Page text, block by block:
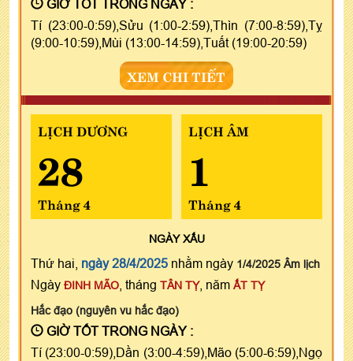
GIỜ TỐT TRONG NGÀY :
Tí (23:00-0:59),Sửu (1:00-2:59),Thìn (7:00-8:59),Tỵ
(9:00-10:59),Mùi (13:00-14:59),Tuất (19:00-20:59)
XEM CHI TIẾT
LỊCH DƯƠNG
28
Tháng 4
LỊCH ÂM
1
Tháng 4
NGÀYXẤU
Thứ hai, ngày 28/4/2025 nhằm ngày 1/4/2025 Âm lịch
Ngày ĐINH MÃO , tháng TÂN TỴ, năm ẤT TỴ
Hắc đạo (nguyên vu hắc đạo)
GIỜ TỐT TRONG NGÀY :
Tí (23:00-0:59),Dần (3:00-4:59),Mão (5:00-6:59),Ngọ